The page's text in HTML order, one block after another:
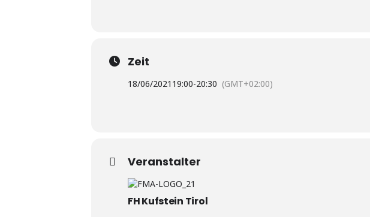
Zeit
18/06/2021 19:00-20:30 (GMT+02:00)
Veranstalter
FH Kufstein Tirol